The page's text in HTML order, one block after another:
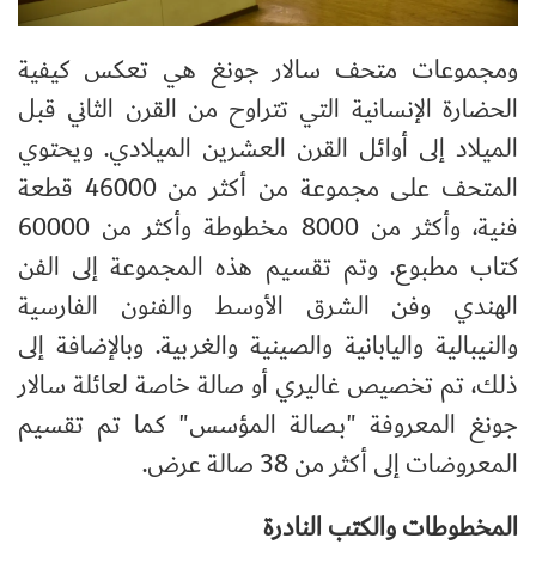
ومجموعات متحف سالار جونغ هي تعكس كيفية
الحضارة الإنسانية التي تتراوح من القرن الثاني قبل
الميلاد إلى أوائل القرن العشرين الميلادي. ويحتوي
المتحف على مجموعة من أكثر من 46000 قطعة
فنية، وأكثر من 8000 مخطوطة وأكثر من 60000
كتاب مطبوع. وتم تقسيم هذه المجموعة إلى الفن
الهندي وفن الشرق الأوسط والفنون الفارسية
والنيبالية واليابانية والصينية والغربية. وبالإضافة إلى
ذلك، تم تخصيص غاليري أو صالة خاصة لعائلة سالار
جونغ المعروفة "بـصالة المؤسس" كما تم تقسيم
المعروضات إلى أكثر من 38 صالة عرض.
المخطوطات والكتب النادرة